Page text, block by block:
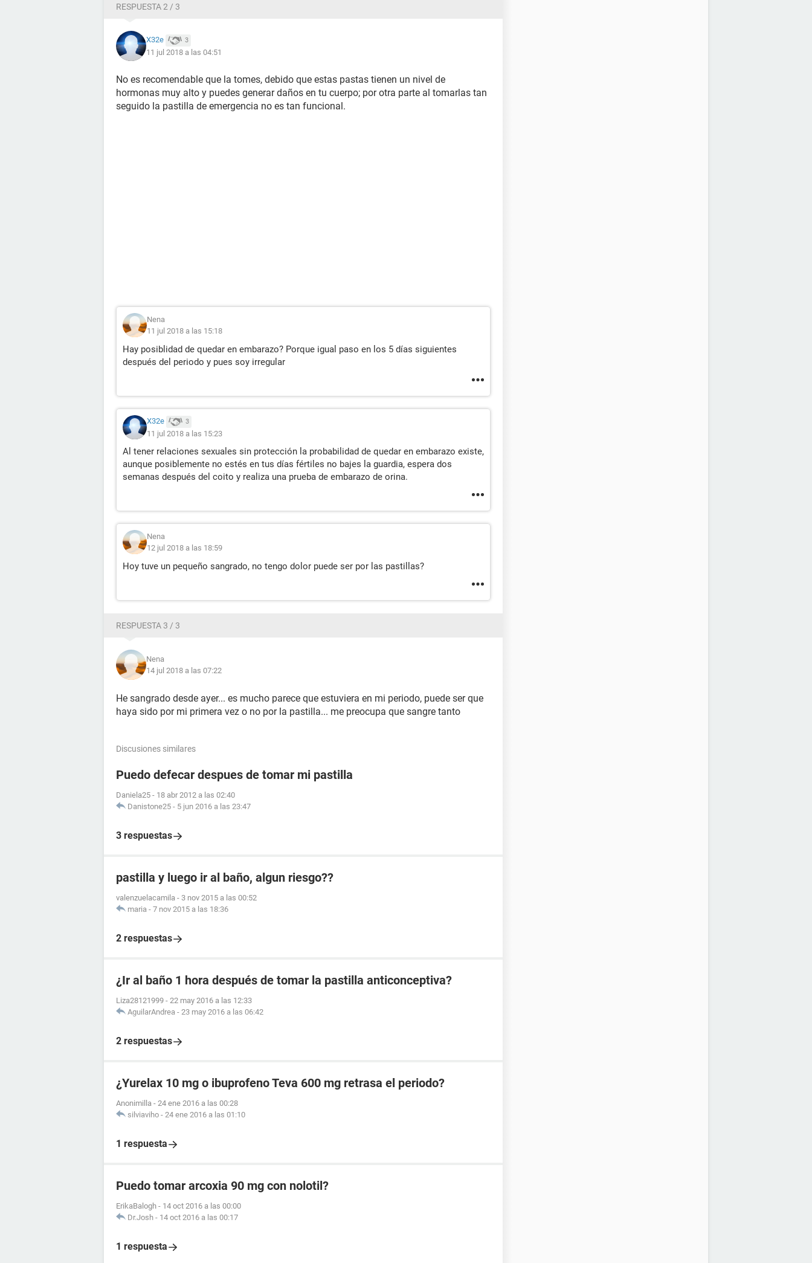
RESPUESTA 2 / 3
X32e 3
11 jul 2018 a las 04:51
No es recomendable que la tomes, debido que estas pastas tienen un nivel de
hormonas muy alto y puedes generar daños en tu cuerpo; por otra parte al tomarlas tan
seguido la pastilla de emergencia no es tan funcional.
Nena
11 jul 2018 a las 15:18
Hay posiblidad de quedar en embarazo? Porque igual paso en los 5 días siguientes
después del periodo y pues soy irregular
X32e 3
11 jul 2018 a las 15:23
Al tener relaciones sexuales sin protección la probabilidad de quedar en embarazo existe,
aunque posiblemente no estés en tus días fértiles no bajes la guardia, espera dos
semanas después del coito y realiza una prueba de embarazo de orina.
Nena
12 jul 2018 a las 18:59
Hoy tuve un pequeño sangrado, no tengo dolor puede ser por las pastillas?
RESPUESTA 3 / 3
Nena
14 jul 2018 a las 07:22
He sangrado desde ayer... es mucho parece que estuviera en mi periodo, puede ser que
haya sido por mi primera vez o no por la pastilla... me preocupa que sangre tanto
Discusiones similares
Puedo defecar despues de tomar mi pastilla
Daniela25 - 18 abr 2012 a las 02:40
Danistone25 - 5 jun 2016 a las 23:47
3 respuestas
pastilla y luego ir al baño, algun riesgo??
valenzuelacamila - 3 nov 2015 a las 00:52
maria - 7 nov 2015 a las 18:36
2 respuestas
¿Ir al baño 1 hora después de tomar la pastilla anticonceptiva?
Liza28121999 - 22 may 2016 a las 12:33
AguilarAndrea - 23 may 2016 a las 06:42
2 respuestas
¿Yurelax 10 mg o ibuprofeno Teva 600 mg retrasa el periodo?
Anonimilla - 24 ene 2016 a las 00:28
silviaviho - 24 ene 2016 a las 01:10
1 respuesta
Puedo tomar arcoxia 90 mg con nolotil?
ErikaBalogh - 14 oct 2016 a las 00:00
Dr.Josh - 14 oct 2016 a las 00:17
1 respuesta